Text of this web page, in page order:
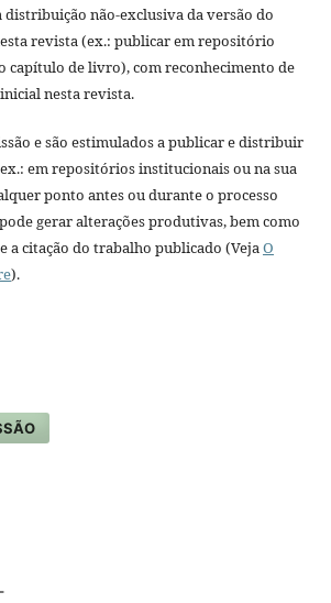
distribuição não-exclusiva da versão do
revista (ex.: publicar em repositório
capítulo de livro), com reconhecimento de
nesta revista.
e são estimulados a publicar e distribuir
em repositórios institucionais ou na sua
ponto antes ou durante o processo
gerar alterações produtivas, bem como
a citação do trabalho publicado (VejaO
).